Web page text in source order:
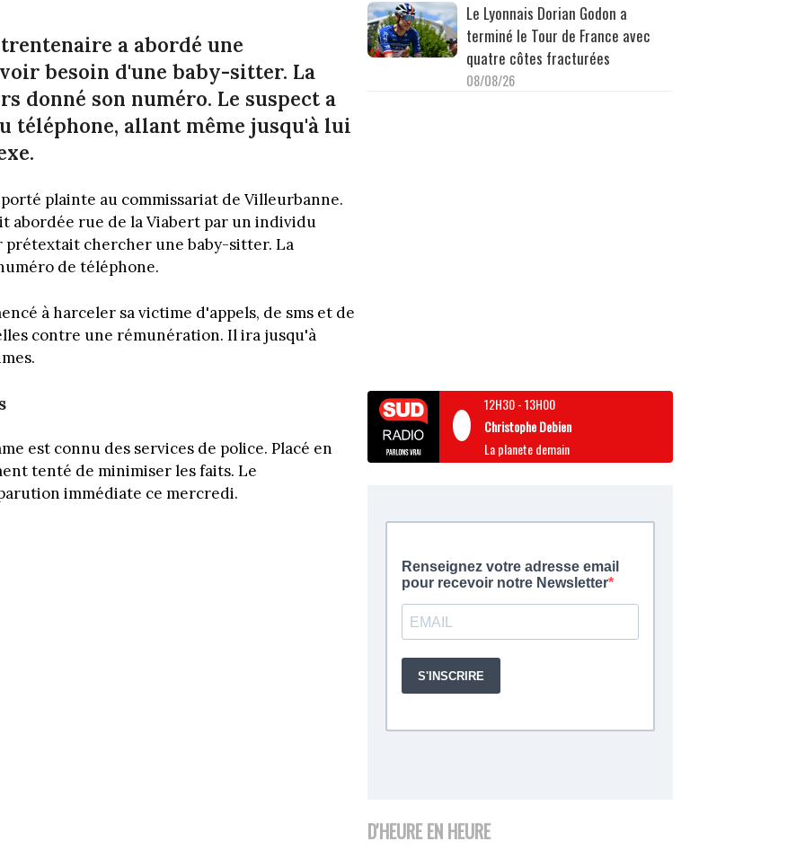
a abordé une
besoin d'une baby-sitter. La
donné son numéro. Le suspect a
téléphone, allant même jusqu'à lui
plainte au commissariat de Villeurbanne.
abordée rue de la Viabert par un individu
chercher une baby-sitter. La
de téléphone.
à harceler sa victime d'appels, de sms et de
contre une rémunération. Il ira jusqu'à
est connu des services de police. Placé en
tenté de minimiser les faits. Le
immédiate ce mercredi.
Le Lyonnais Dorian Godon a
terminé le Tour de France avec
quatre côtes fracturées
08/08/26
12H30-13H00
Christophe Debien
La planete demain
D'HEURE EN HEURE